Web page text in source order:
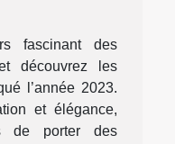
fascinant des
découvrez les
l’année 2023.
et élégance,
de porter des